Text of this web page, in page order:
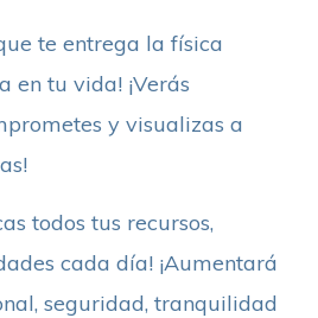
te entrega la física
en tu vida! ¡Verás
y visualizas a
todos tus recursos,
cada día! ¡Aumentará
seguridad, tranquilidad